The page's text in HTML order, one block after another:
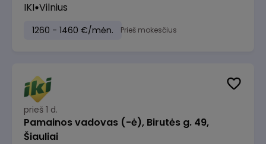
IKI Vilnius
1260 - 1460 €/mėn. Prieš mokesčius
prieš 1 d.
Pamainos vadovas (-ė), Birutės g. 49,
Šiauliai